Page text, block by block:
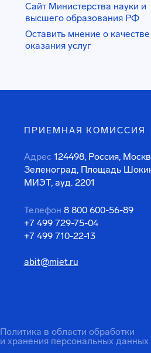
Сайт Министерства науки и
высшего образования РФ
Оставить мнение о качестве
оказания услуг
ПРИЕМНАЯ КОМИССИЯ
Адрес 124498, Россия,
Зеленоград, Площадь
МИЭТ, ауд. 2201
Телефон 8 800 600-56-89
+7 499 729-75-04
+7 499 710-22-13
abit@miet.ru
Политика в области обработки
и хранения персональных данных